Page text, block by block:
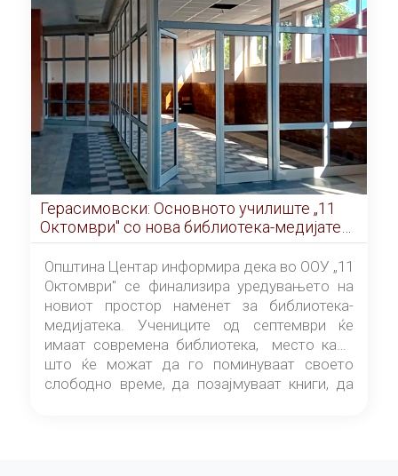
Герасимовски: Основното училиште „11
Октомври" со нова библиотека-медијатека
од септември
Општина Центар информира дека во ООУ „11
Октомври" се финализира уредувањето на
новиот простор наменет за библиотека-
медијатека. Учениците од септември ќе
имаат современа библиотека, место каде
што ќе можат да го поминуваат своето
слободно време, да позајмуваат книги, да